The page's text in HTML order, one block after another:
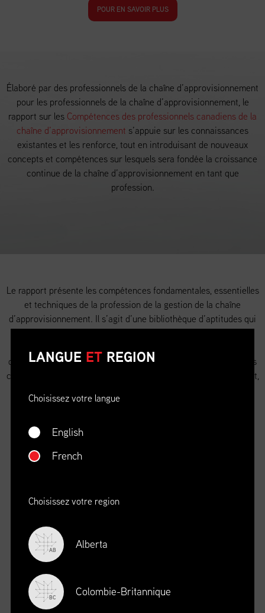
POUR EN SAVOIR PLUS
Élaboré par des professionnels de la chaîne d’approvisionnement
pour les professionnels de la chaîne d’approvisionnement, le
rapport sur les Compétences des professionnels canadiens de la
chaîne d’approvisionnement s’appuie sur les connaissances
existantes et les renforce, tout en introduisant de nouveaux
concepts et compétences sur lesquels sera fondée la croissance
continue de la chaîne d’approvisionnement en tant que
profession.
Le rapport présente les compétences fondamentales, essentielles
et techniques de la profession de la gestion de la chaîne
d’approvisionnement. Il s’agit d’une bibliothèque d’aptitudes qui
englobe le large éventail de compétences requises dans la
d’approvisionnement. Un utilisateur de ce cadre peut choisir les
compétences pour un besoin ou un contexte précis et, ce faisant,
chaîne d’approvisionnement dans la plupart des secteurs
LANGUE ETREGION
Choisissez votre langue
English
French
Choisissez votre region
AB Alberta
BC Colombie-Britannique